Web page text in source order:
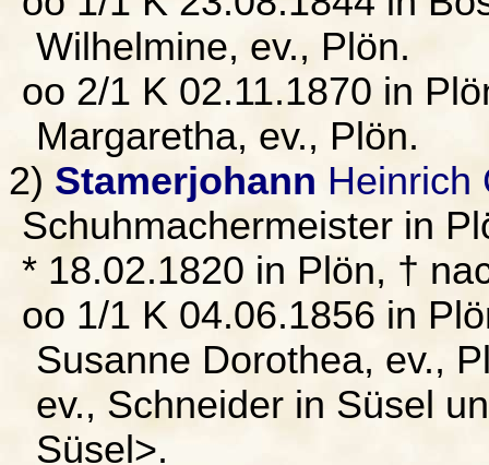
Wilhelmine, ev., Plön.
oo 2/1 K 02.11.1870 in
Margaretha, ev., Plön.
2) Stamerjohann Heinrich
Schuhmachermeister in
* 18.02.1820 in Plön, †
oo 1/1 K 04.06.1856 in
Susanne Dorothea, ev.,
ev., Schneider in Süsel
Süsel>.